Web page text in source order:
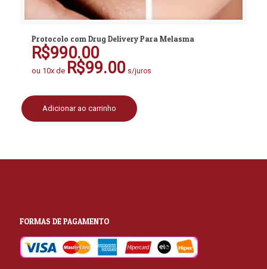
Protocolo com Drug Delivery Para Melasma
R$990.00
ou 10x de R$99.00 s/juros
Adicionar ao carrinho
FORMAS DE PAGAMENTO